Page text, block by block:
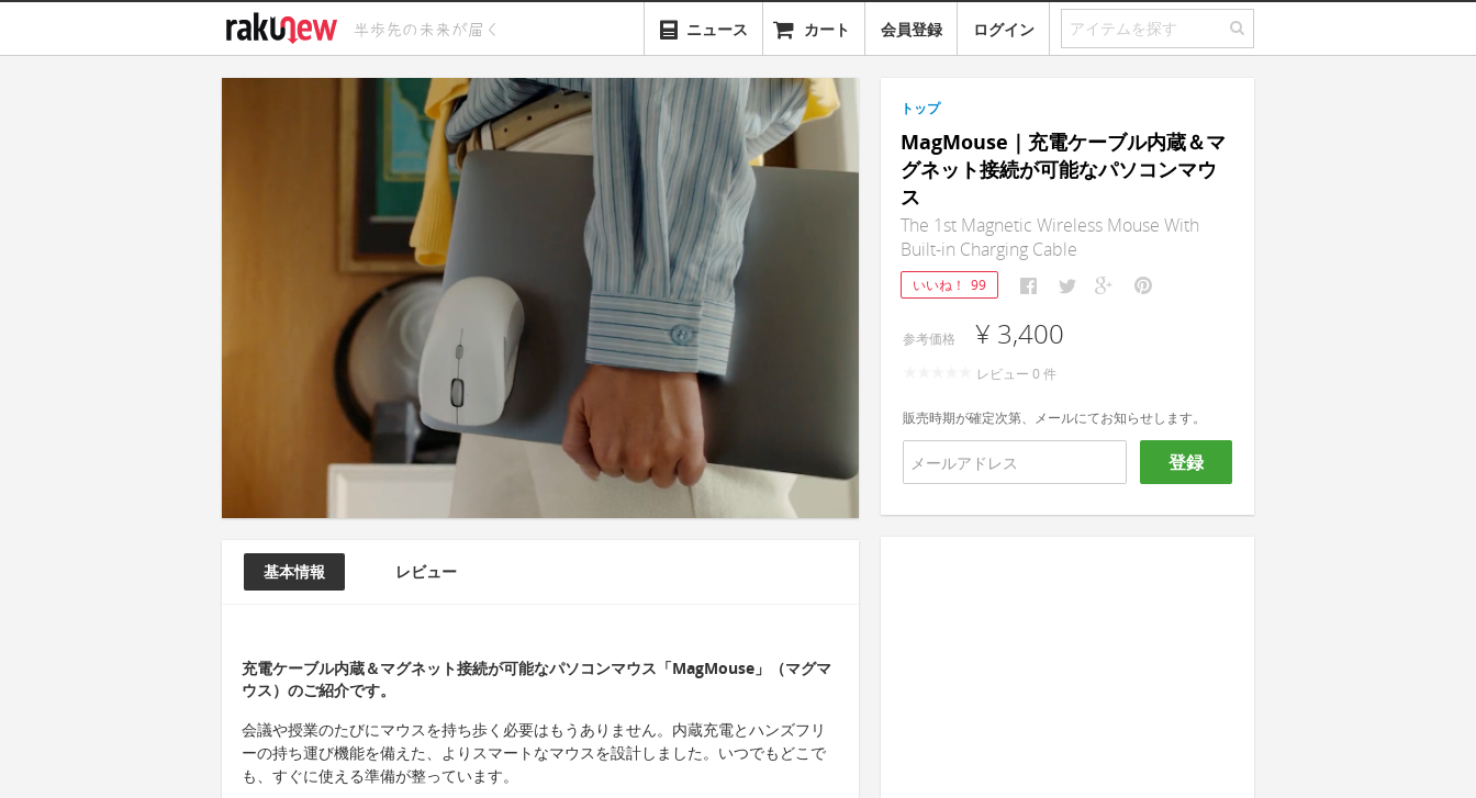
ニュース カート 会員登録 ログイン
基本情報 レビュー
充電ケーブル内蔵＆マグネット接続が可能なパソコンマウス「MagMouse」（マグマ
ウス）のご紹介です。
会議や授業のたびにマウスを持ち歩く必要はもうありません。内蔵充電とハンズフリ
ーの持ち運び機能を備えた、よりスマートなマウスを設計しました。いつでもどこで
も、すぐに使える準備が整っています。
トップ
MagMouse｜充電ケーブル内蔵＆マ
グネット接続が可能なパソコンマウ
ス
The 1st Magnetic Wireless Mouse With
Built-in Charging Cable
いいね！ 99
参考価格 ¥ 3,400
レビュー 0 件
販売時期が確定次第、メールにてお知らせします。
登録